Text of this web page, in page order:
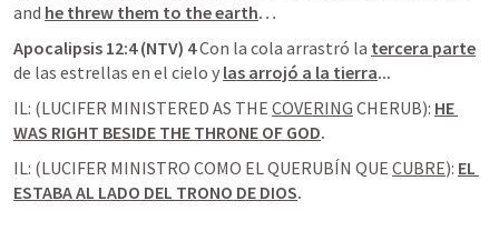
and he threw them to the earth…
Apocalipsis 12:4 (NTV) 4 Con la cola arrastró la tercera parte
de las estrellas en el cielo y las arrojó a la tierra...
IL: (LUCIFER MINISTERED AS THE COVERING CHERUB): HE
WAS RIGHT BESIDE THE THRONE OF GOD.
IL: (LUCIFER MINISTRO COMO EL QUERUBÍN QUE CUBRE): EL
ESTABA AL LADO DEL TRONO DE DIOS.